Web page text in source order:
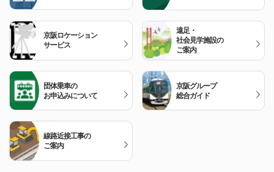
京阪ロケーション
サービス
遠足・
社会見学施設の
ご案内
団体乗車の
お申込みについて
京阪グループ
総合ガイド
線路近接工事の
ご案内